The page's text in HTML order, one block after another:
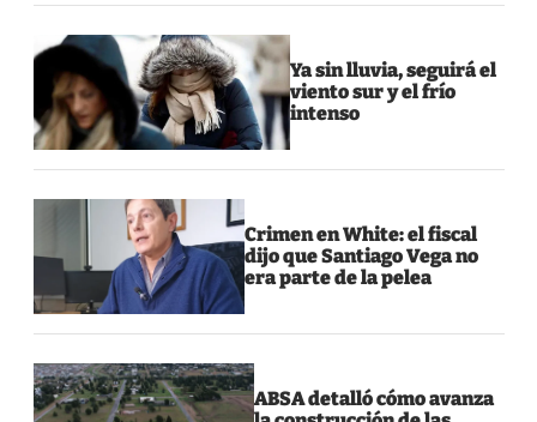
Ya sin lluvia, seguirá el
viento sur y el frío
intenso
Crimen en White: el fiscal
dijo que Santiago Vega no
era parte de la pelea
ABSA detalló cómo avanza